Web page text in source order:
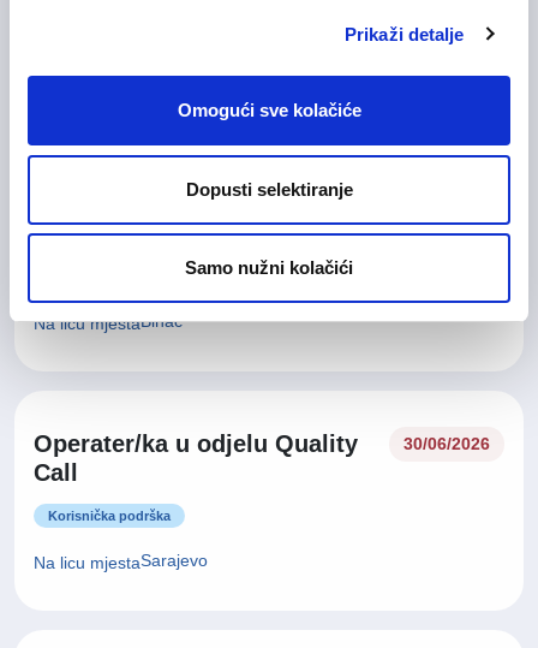
Prikaži detalje
Omogući sve kolačiće
Dopusti selektiranje
Samo nužni kolačići
Sarajevo
Voditelj slušnog centra
06/07/2026
Administracija / uredski poslovi
Na licu mjestaBihać
Operater/ka u odjelu Quality
Call
30/06/2026
Korisnička podrška
Na licu mjestaSarajevo